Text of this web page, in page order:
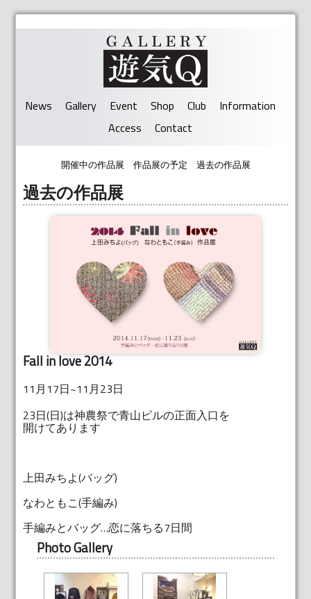
News Gallery Event Shop Club
Information
Access
Contact
開催中の作品展 作品展の予定 過去の作品展
過去の作品展
Fall in love 2014
11月17日~11月23日
23日(日)は神農祭で青山ビルの正面入口を
開けてあります
上田みちよ(バッグ)
なわともこ(手編み)
手編みとバッグ…恋に落ちる7日間
Photo Gallery